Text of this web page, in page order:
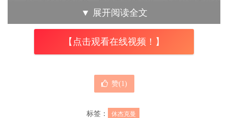
球奖戏剧类电影最佳男主角提名的肯定，距离奥斯卡影帝只
剩一步之遥。
▼ 展开阅读全文
【点击观看在线视频！】
赞(1)
标签： 休杰克曼